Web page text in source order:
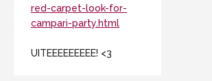
red-carpet-look-for-
campari-party.html
UITEEEEEEEEE! <3